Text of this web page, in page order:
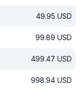
49.95 USD
99.89 USD
499.47 USD
998.94 USD